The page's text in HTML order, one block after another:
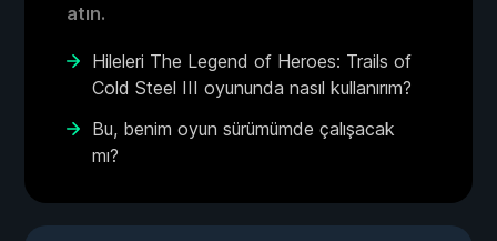
atın.
Hileleri The Legend of Heroes: Trails of
Cold Steel III oyununda nasıl kullanırım?
Bu, benim oyun sürümümde çalışacak
mı?